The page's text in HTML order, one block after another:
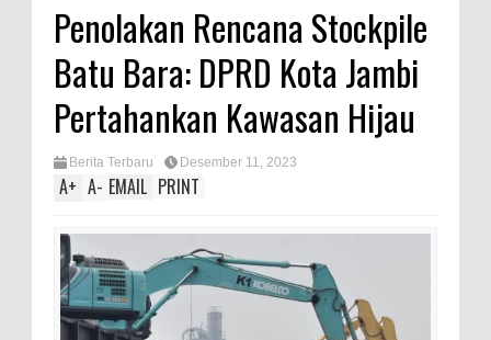
Penolakan Rencana Stockpile
Batu Bara: DPRD Kota Jambi
Pertahankan Kawasan Hijau
Berita Terbaru Desember 11, 2023
A+ A- EMAIL PRINT